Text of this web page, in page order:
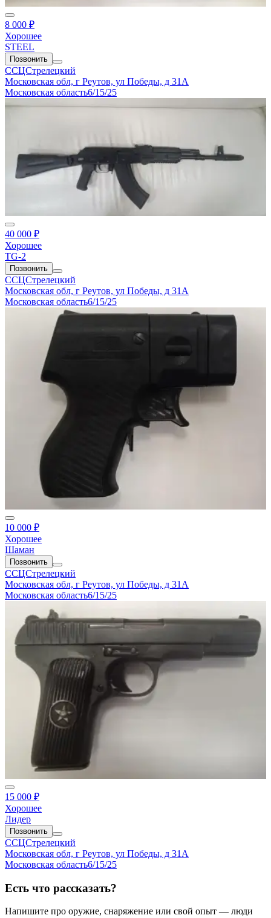
8 000 ₽
Хорошее
STEEL
Позвонить
ССЦСтрелецкий
Московская обл, г Реутов, ул Победы, д 31А
Московская область6/15/25
40 000 ₽
Хорошее
TG-2
Позвонить
ССЦСтрелецкий
Московская обл, г Реутов, ул Победы, д 31А
Московская область6/15/25
10 000 ₽
Хорошее
Шаман
Позвонить
ССЦСтрелецкий
Московская обл, г Реутов, ул Победы, д 31А
Московская область6/15/25
15 000 ₽
Хорошее
Лидер
Позвонить
ССЦСтрелецкий
Московская обл, г Реутов, ул Победы, д 31А
Московская область6/15/25
Есть что рассказать?
Напишите про оружие, снаряжение или свой опыт — люди